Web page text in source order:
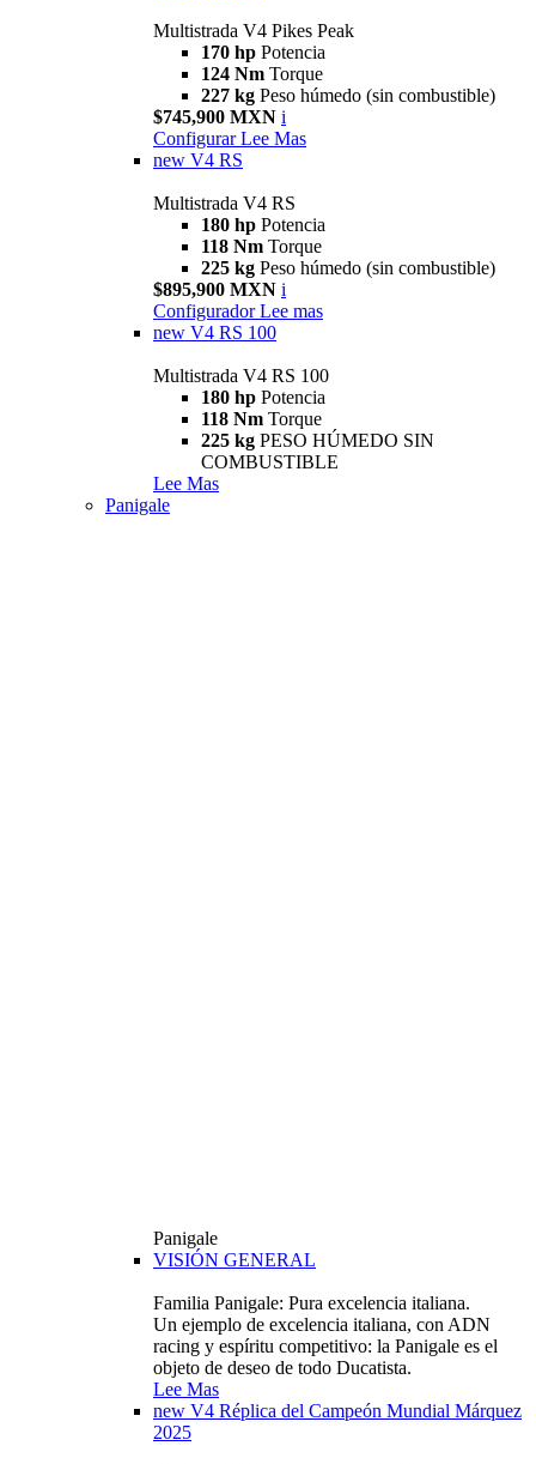
Multistrada V4 Pikes Peak
170 hp Potencia
124 Nm Torque
227 kg Peso húmedo (sin combustible)
$745,900 MXN i
Configurar Lee Mas
new V4 RS
Multistrada V4 RS
180 hp Potencia
118 Nm Torque
225 kg Peso húmedo (sin combustible)
$895,900 MXN i
Configurador Lee mas
new V4 RS 100
Multistrada V4 RS 100
180 hp Potencia
118 Nm Torque
225 kg PESO HÚMEDO SIN
COMBUSTIBLE
Lee Mas
Panigale
Panigale
VISIÓN GENERAL
Familia Panigale: Pura excelencia italiana.
Un ejemplo de excelencia italiana, con ADN
racing y espíritu competitivo: la Panigale es el
objeto de deseo de todo Ducatista.
Lee Mas
new V4 Réplica del Campeón Mundial Márquez
2025